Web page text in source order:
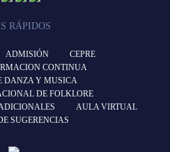
RÁPIDOS
ADMISIÓN
CEPRE
CONTINUA
DANZA Y MUSICA
DE FOLKLORE
AULA VIRTUAL
SUGERENCIAS